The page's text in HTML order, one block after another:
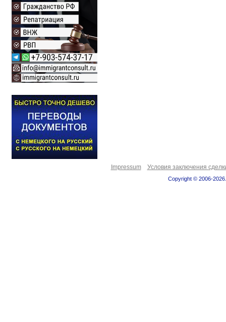
Impressum Условия заключения
Copyright © 2006-